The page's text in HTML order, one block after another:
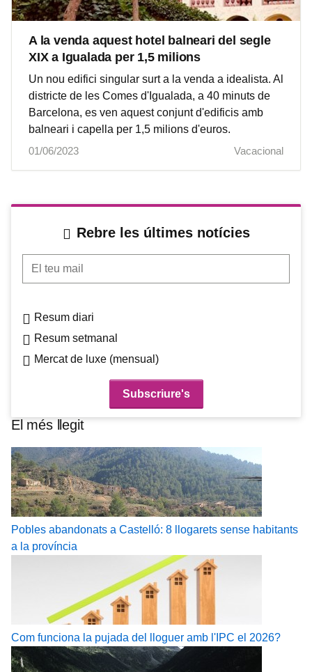
A la venda aquest hotel balneari del segle
XIX a Igualada per 1,5 milions
Un nou edifici singular surt a la venda a idealista. Al
districte de les Comes d'Igualada, a 40 minuts de
Barcelona, es ven aquest conjunt d'edificis amb
balneari i capella per 1,5 milions d'euros.
01/06/2023
Vacacional
Rebre les últimes notícies
El teu mail
Resum diari
Resum setmanal
Mercat de luxe (mensual)
El més llegit
Pobles abandonats a Castelló: 8 llogarets sense habitants
a la província
Com funciona la pujada del lloguer amb l'IPC el 2026?